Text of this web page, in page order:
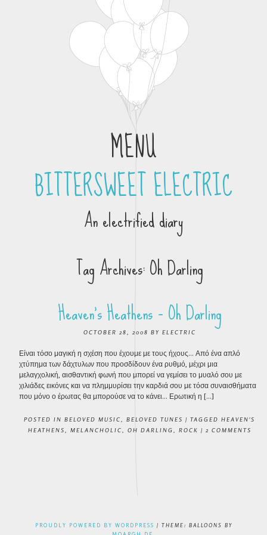
MENU
Skip to contentBITTERSWEET ELECTRIC
An electrified diary
Tag Archives:Oh Darling
Heaven’s Heathens – Oh Darling
OCTOBER 28, 2008 BY ELECTRIC
Είναι τόσο μαγική η σχέση που έχουμε με τους ήχους… Από ένα απλό
χτύπημα των δάχτυλων που προσδίδουν ένα ρυθμό, μέχρι μια
μελαγχολική, αισθαντική φωνή που μπορεί να γεμίσει το μυαλό σου με
χιλιάδες εικόνες και να πλημμυρίσει την καρδιά σου με τόσα συναισθήματα
που μόνο ο έρωτας θα μπορούσε να το κάνει… Ερωτική η […]
POSTED IN BELOVED MUSIC BELOVED TUNES | TAGGED HEAVEN'S
HEATHENS
MELANCHOLIC OH DARLING ROCK | 2 COMMENTS
POST NAVIGATION
PROUDLY POWERED BY WORDPRESS | THEME: BALLOONS BY